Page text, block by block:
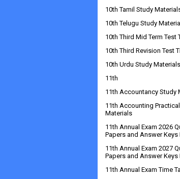
10th Tamil Study
10th Telugu Study
10th Third Mid Term Test
10th Third Revision Test
10th Urdu Study Materials
11th
11th Accountancy Study
11th Accounting
Materials
11th Annual Exam 2026
Papers and Answer
11th Annual Exam 2027
Papers and Answer
11th Annual Exam Time